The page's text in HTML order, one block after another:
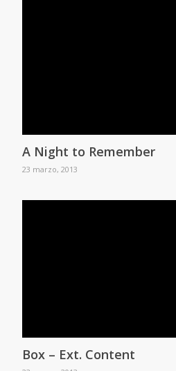
A Night to Remember
23 marzo, 2013
Box – Ext. Content